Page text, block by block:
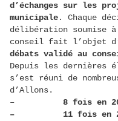
d’échanges sur les
municipale. Chaque
délibération soumise
conseil fait l’objet
débats validé au
Depuis les dernières
s’est réuni de
d’Allons.
–
8 fois en
– 11 fois en